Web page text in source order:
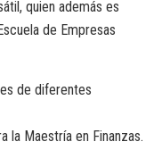
quien además es
de Empresas
de diferentes
la Maestría en Finanzas.